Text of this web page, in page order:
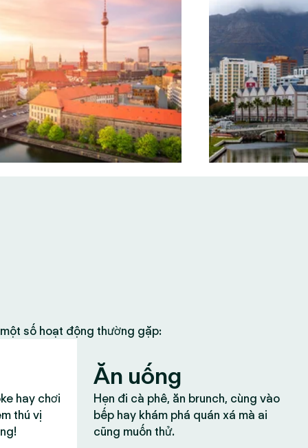
số hoạt động thường gặp:
hay chơi
thú vị
Ăn uống
Hẹn đi cà phê, ăn brunch, cùng vào
bếp hay khám phá quán xá mà ai
cũng muốn thử.